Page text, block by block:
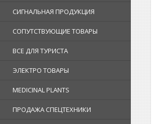
СИГНАЛЬНАЯ ПРОДУКЦИЯ
СОПУТСТВУЮЩИЕ ТОВАРЫ
ВСЕ ДЛЯ ТУРИСТА
ЭЛЕКТРО ТОВАРЫ
MEDICINAL PLANTS
ПРОДАЖА СПЕЦТЕХНИКИ